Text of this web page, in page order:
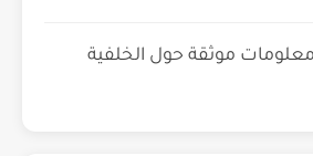
معلومات موثقة حول الخلفية